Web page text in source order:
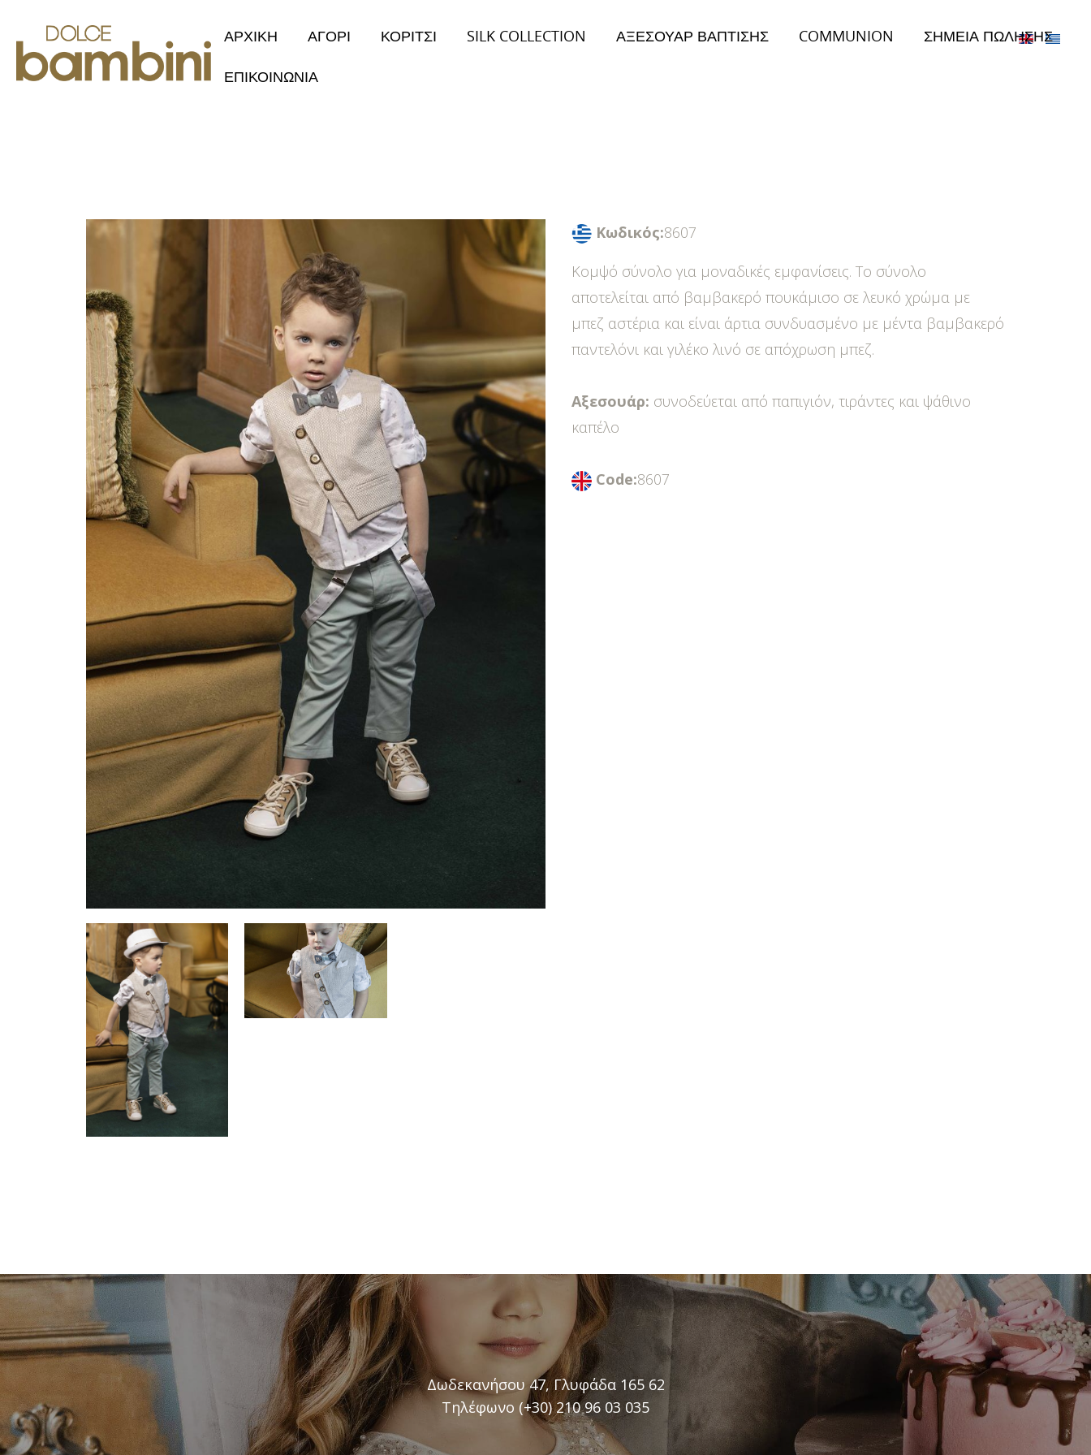
ΑΡΧΙΚΗ ΑΓΟΡΙ ΚΟΡΙΤΣΙ SILK COLLECTION ΑΞΕΣΟΥΑΡ ΒΑΠΤΙΣΗΣ COMMUNION ΣΗΜΕΙΑ ΠΩΛΗΣΗΣ
ΕΠΙΚΟΙΝΩΝΙΑ
Κωδικός:8607
Κομψό σύνολο για μοναδικές εμφανίσεις. Το σύνολο
αποτελείται από βαμβακερό πουκάμισο σε λευκό χρώμα με
μπεζ αστέρια και είναι άρτια συνδυασμένο με μέντα βαμβακερό
παντελόνι και γιλέκο λινό σε απόχρωση μπεζ.
Αξεσουάρ: συνοδεύεται από παπιγιόν, τιράντες και ψάθινο
καπέλο
Code:8607
Δωδεκανήσου 47, Γλυφάδα 165 62
Τηλέφωνο (+30) 210 96 03 035